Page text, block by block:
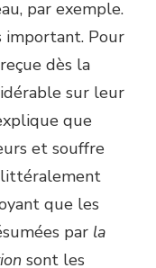
par exemple.
important. Pour
dès la
sur leur
que
et souffre
que les
par la
sont les